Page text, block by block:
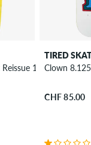
Reissue 10.03"
TIRED
Clown
CHF 85.00